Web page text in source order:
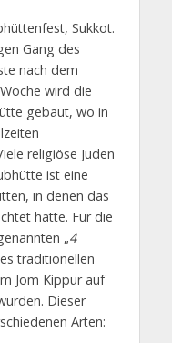
Sukkot.
Gang des
nach dem
wird die
gebaut, wo in
religiöse Juden
ist eine
in denen das
hatte. Für die
„4
traditionellen
Jom Kippur auf
Dieser
Arten: